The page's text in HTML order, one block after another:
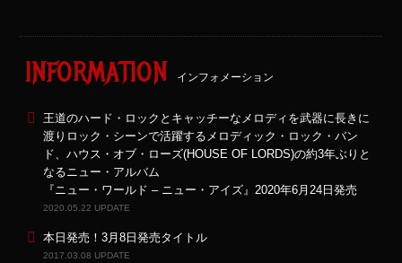
INFORMATION インフォメーション
王道のハード・ロックとキャッチーなメロディを武器に長きに
渡りロック・シーンで活躍するメロディック・ロック・バン
ド、ハウス・オブ・ローズ(HOUSE OF LORDS)の約3年ぶりと
なるニュー・アルバム
『ニュー・ワールド – ニュー・アイズ』2020年6月24日発売
2020.05.22 UPDATE
本日発売！3月8日発売タイトル
2017.03.08 UPDATE